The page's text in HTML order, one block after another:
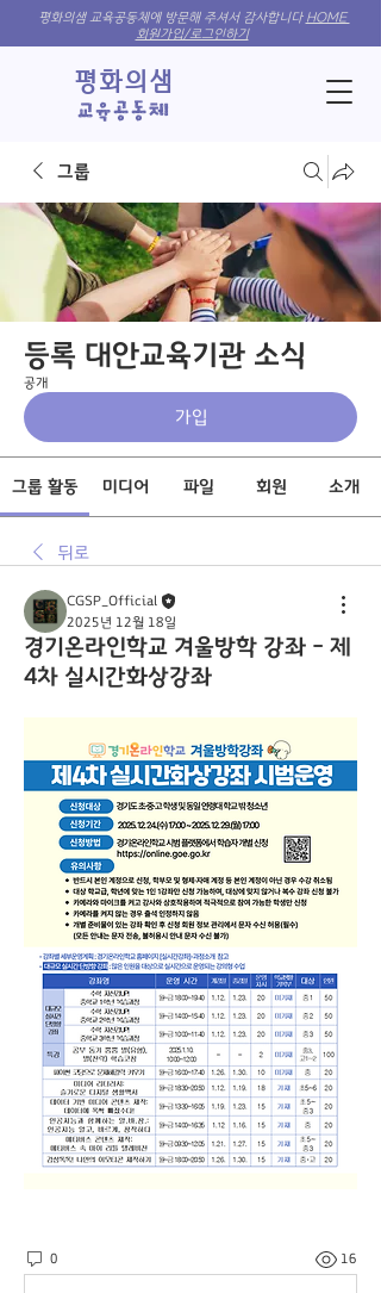
​교육​공동체
​평화의샘
평화의샘 교육공동체에 방문해 주셔서 감사합니다 HOME
회원가입/로그인하기
그룹
등록 대안교육기관 소식
공개
가입
그룹 활동 미디어 파일 회원 소개
뒤로
CGSP_Official
2025년 12월 18일
경기온라인학교 겨울방학 강좌 - 제
4차 실시간화상강좌
0 16